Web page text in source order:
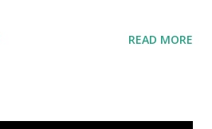
READ MORE